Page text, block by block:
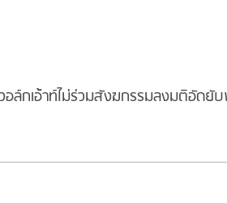
อล์กเอ้าท์ไม่ร่วมสังฆกรรมลงมติอั